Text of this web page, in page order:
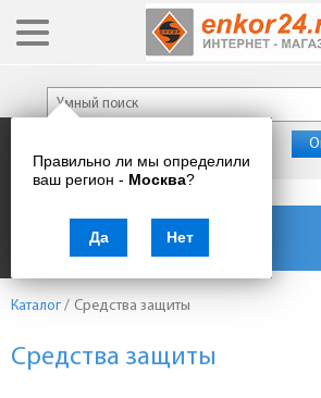
Правильно ли мы определили
ваш регион - Москва?
Да Нет
Каталог товаров
Каталог / Средства защиты
Средства защиты